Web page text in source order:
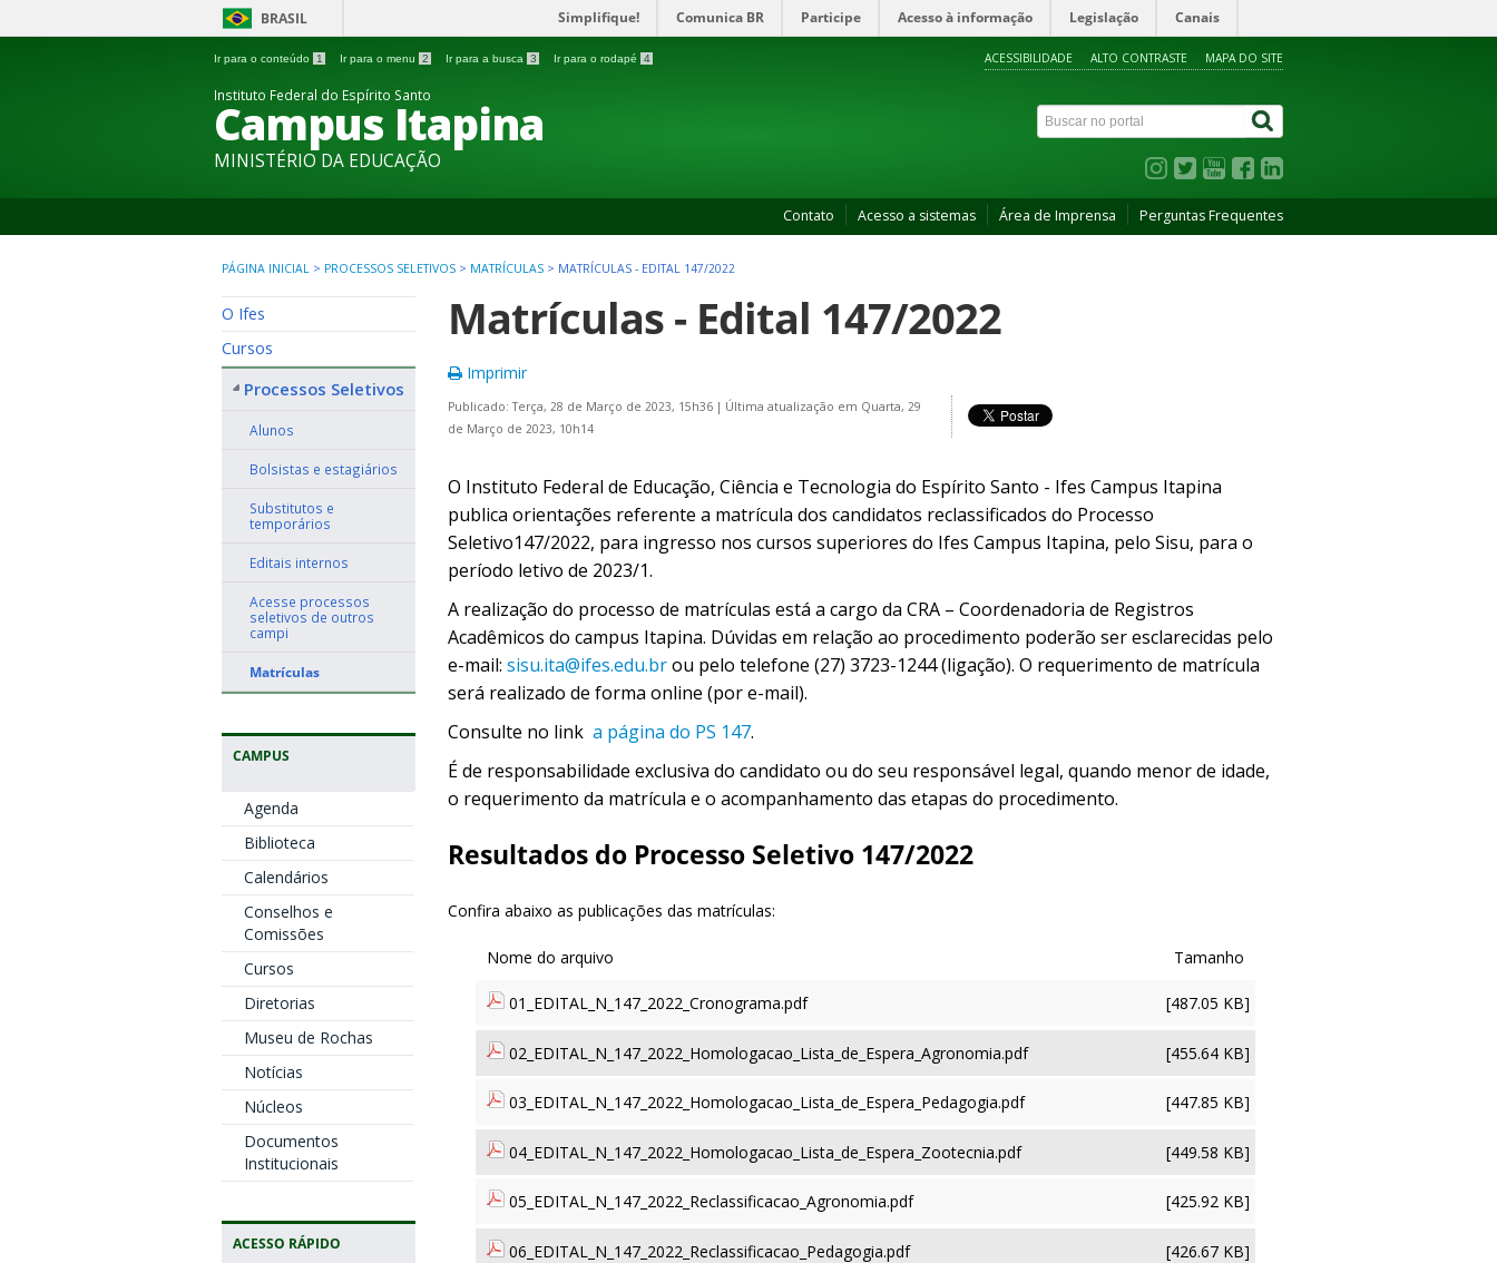
BRASIL Simplifique! Comunica BR Participe Acesso à informação Legislação Canais
Ir para o conteúdo 1 Ir para o menu 2 Ir para a busca 3 Ir para o rodapé 4 ACESSIBILIDADE ALTO CONTRASTE MAPA DO SITE
Instituto Federal do Espírito Santo
Campus Itapina
MINISTÉRIO DA EDUCAÇÃO
Contato Acesso a sistemas Área de Imprensa Perguntas Frequentes
PÁGINA INICIAL > PROCESSOS SELETIVOS > MATRÍCULAS > MATRÍCULAS - EDITAL 147/2022
O Ifes
Cursos
Processos Seletivos
Alunos
Bolsistas e estagiários
Substitutos e
temporários
Editais internos
Acesse processos
seletivos de outros
campi
Matrículas
CAMPUS
Agenda
Biblioteca
Calendários
Conselhos e
Comissões
Cursos
Diretorias
Museu de Rochas
Notícias
Núcleos
Documentos
Institucionais
ACESSO RÁPIDO
Matrículas - Edital 147/2022
Imprimir
Publicado: Terça, 28 de Março de 2023, 15h36 | Última atualização em Quarta, 29
de Março de 2023, 10h14
O Instituto Federal de Educação, Ciência e Tecnologia do Espírito Santo - Ifes Campus Itapina
publica orientações referente a matrícula dos candidatos reclassificados do Processo
Seletivo147/2022, para ingresso nos cursos superiores do Ifes Campus Itapina, pelo Sisu, para o
período letivo de 2023/1.
A realização do processo de matrículas está a cargo da CRA – Coordenadoria de Registros
Acadêmicos do campus Itapina. Dúvidas em relação ao procedimento poderão ser esclarecidas pelo
e-mail: sisu.ita@ifes.edu.brou pelo telefone (27) 3723-1244 (ligação). O requerimento de matrícula
será realizado de forma online (por e-mail).
Consulte no link a página do PS 147.
É de responsabilidade exclusiva do candidato ou do seu responsável legal, quando menor de idade,
o requerimento da matrícula e o acompanhamento das etapas do procedimento.
Resultados do Processo Seletivo 147/2022
Confira abaixo as publicações das matrículas:
01_EDITAL_N_147_2022_Cronograma.pdf [487.05 KB]
02_EDITAL_N_147_2022_Homologacao_Lista_de_Espera_Agronomia.pdf [455.64 KB]
03_EDITAL_N_147_2022_Homologacao_Lista_de_Espera_Pedagogia.pdf [447.85 KB]
04_EDITAL_N_147_2022_Homologacao_Lista_de_Espera_Zootecnia.pdf [449.58 KB]
05_EDITAL_N_147_2022_Reclassificacao_Agronomia.pdf [425.92 KB]
06_EDITAL_N_147_2022_Reclassificacao_Pedagogia.pdf [426.67 KB]